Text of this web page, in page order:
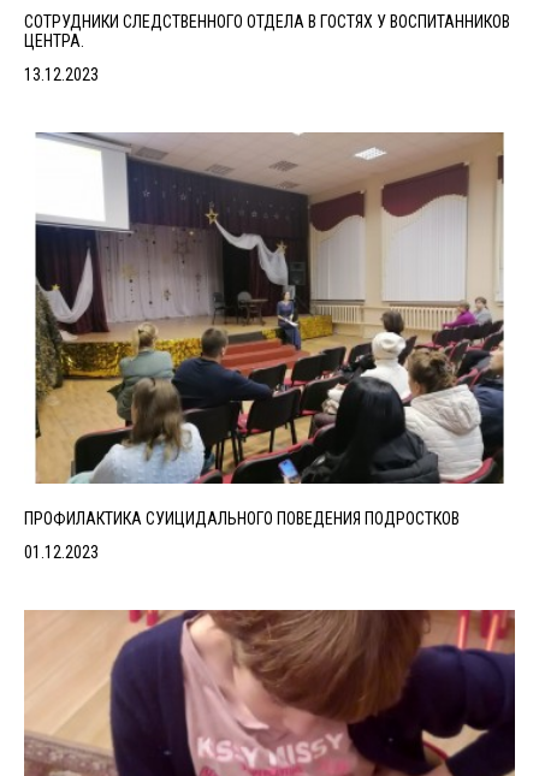
СОТРУДНИКИ СЛЕДСТВЕННОГО ОТДЕЛА В ГОСТЯХ У ВОСПИТАННИКОВ
ЦЕНТРА.
13.12.2023
ПРОФИЛАКТИКА СУИЦИДАЛЬНОГО ПОВЕДЕНИЯ ПОДРОСТКОВ
01.12.2023